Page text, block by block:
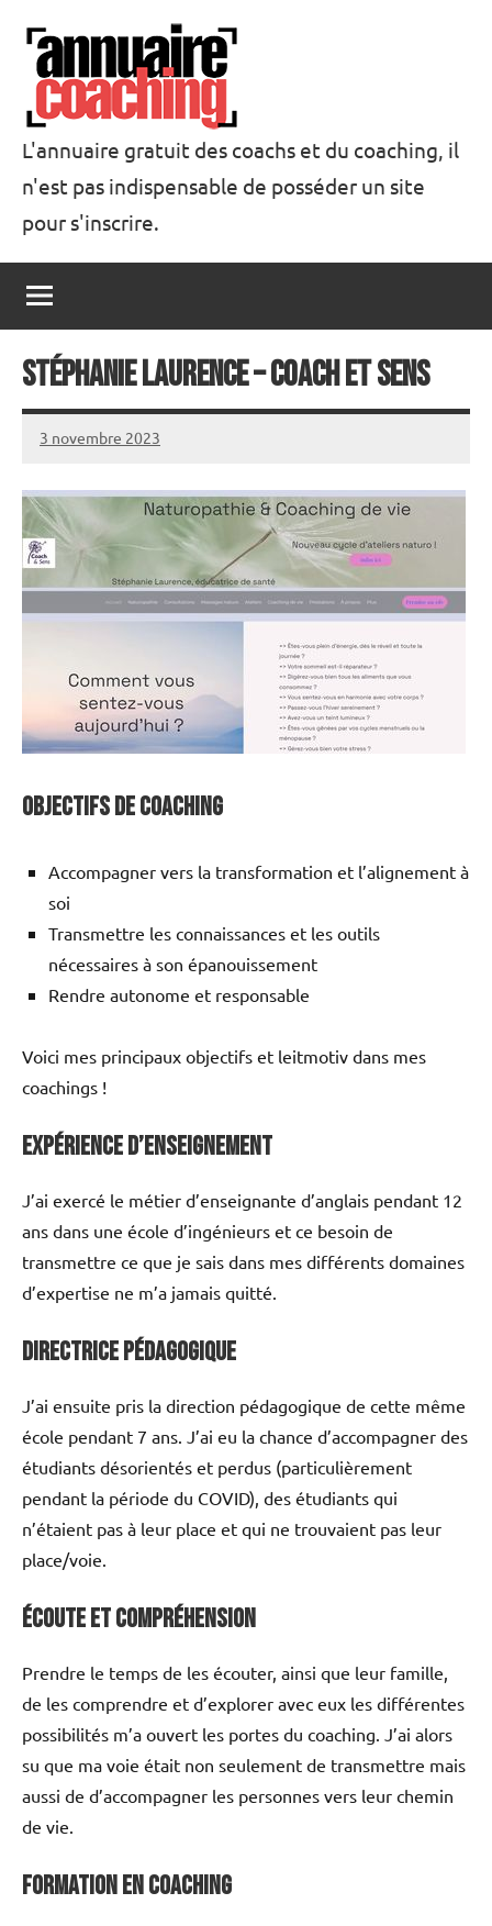
contenu
Annuaire
Coaching
L'annuaire gratuit des coachs et du coaching, il
n'est pas indispensable de posséder un site
pour s'inscrire.
Stéphanie Laurence – Coach et Sens
3 novembre 2023
annuairecoaching
Objectifs de Coaching
Accompagner vers la transformation et l’alignement à
soi
Transmettre les connaissances et les outils
nécessaires à son épanouissement
Rendre autonome et responsable
Voici mes principaux objectifs et leitmotiv dans mes
coachings !
Expérience d’Enseignement
J’ai exercé le métier d’enseignante d’anglais pendant 12
ans dans une école d’ingénieurs et ce besoin de
transmettre ce que je sais dans mes différents domaines
d’expertise ne m’a jamais quitté.
Directrice Pédagogique
J’ai ensuite pris la direction pédagogique de cette même
école pendant 7 ans. J’ai eu la chance d’accompagner des
étudiants désorientés et perdus (particulièrement
pendant la période du COVID), des étudiants qui
n’étaient pas à leur place et qui ne trouvaient pas leur
place/voie.
Écoute et Compréhension
Prendre le temps de les écouter, ainsi que leur famille,
de les comprendre et d’explorer avec eux les différentes
possibilités m’a ouvert les portes du coaching. J’ai alors
su que ma voie était non seulement de transmettre mais
aussi de d’accompagner les personnes vers leur chemin
de vie.
Formation en Coaching